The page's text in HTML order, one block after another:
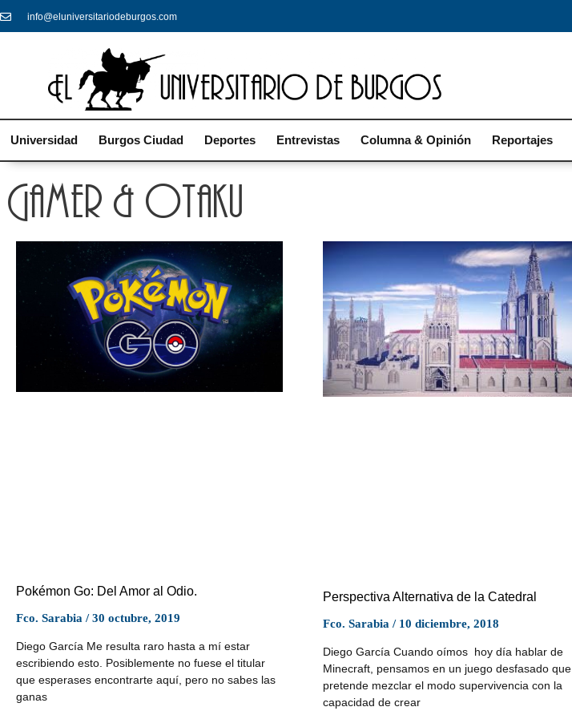
info@eluniversitariodeburgos.com
Universidad Burgos Ciudad Deportes Entrevistas Columna & Opinión Reportajes
Gamer & Otaku
Pokémon Go: Del Amor al Odio.
Fco. Sarabia 30 octubre, 2019
Diego García Me resulta raro hasta a mí estar
escribiendo esto. Posiblemente no fuese el titular
que esperases encontrarte aquí, pero no sabes las
ganas
Perspectiva Alternativa de la Catedral
Fco. Sarabia 10 diciembre, 2018
Diego García Cuando oímos hoy día hablar de
Minecraft, pensamos en un juego desfasado que
pretende mezclar el modo supervivencia con la
capacidad de crear